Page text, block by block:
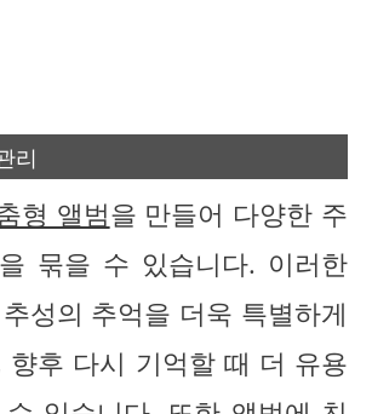
리
형 앨범을 만들어 다양한 주
묶을 수 있습니다. 이러한
성의 추억을 더욱 특별하게
향후 다시 기억할 때 더 유용